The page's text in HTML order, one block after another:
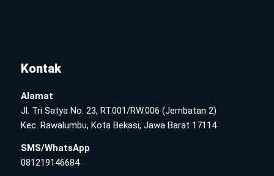
Kontak
Alamat
Jl. Tri Satya No. 23, RT.001/RW.006 (Jembatan 2)
Kec. Rawalumbu, Kota Bekasi, Jawa Barat 17114
SMS/WhatsApp
081219146684